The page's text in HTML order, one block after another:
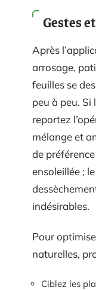
Gestes
Après
arrosage,
feuilles se
peu à peu. Si
reportez
mélange et
de
ensoleillée ;
indésirables.
Pour
naturelles,
Ciblez les